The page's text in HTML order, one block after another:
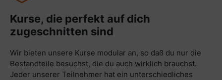
Kurse, die perfekt auf dich
zugeschnitten sind
Wir bieten unsere Kurse modular an, so daß du nur die
Bestandteile besuchst, die du auch wirklich brauchst.
Jeder unserer Teilnehmer hat ein unterschiedliches